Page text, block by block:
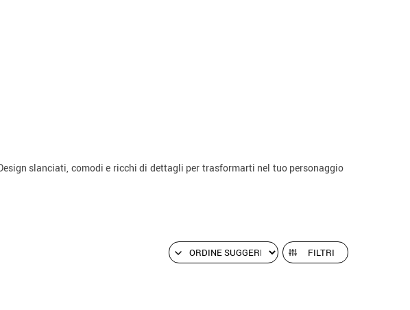
slanciati, comodi e ricchi di dettagli per trasformarti nel tuo personaggio
FILTRI